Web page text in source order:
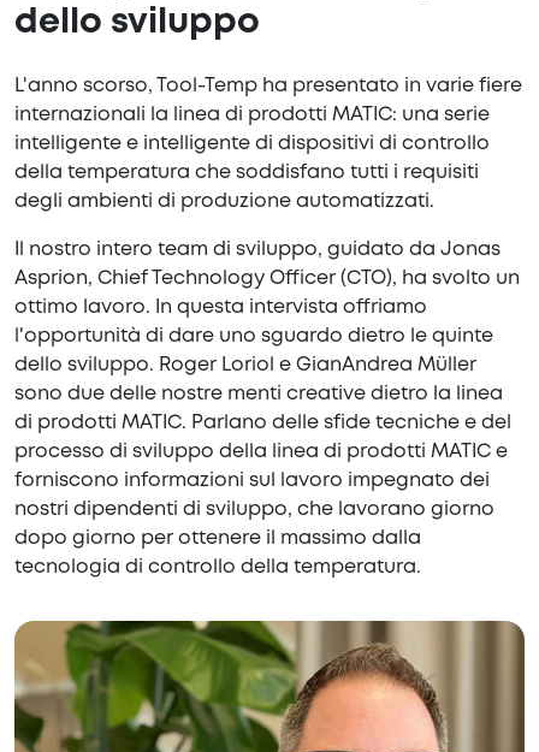
dello sviluppo
L'anno scorso, Tool-Temp ha presentato in varie fiere
internazionali la linea di prodotti MATIC: una serie
intelligente e intelligente di dispositivi di controllo
della temperatura che soddisfano tutti i requisiti
degli ambienti di produzione automatizzati.
Il nostro intero team di sviluppo, guidato da Jonas
Asprion, Chief Technology Officer (CTO), ha svolto un
ottimo lavoro. In questa intervista offriamo
l'opportunità di dare uno sguardo dietro le quinte
dello sviluppo. Roger Loriol e GianAndrea Müller
sono due delle nostre menti creative dietro la linea
di prodotti MATIC. Parlano delle sfide tecniche e del
processo di sviluppo della linea di prodotti MATIC e
forniscono informazioni sul lavoro impegnato dei
nostri dipendenti di sviluppo, che lavorano giorno
dopo giorno per ottenere il massimo dalla
tecnologia di controllo della temperatura.